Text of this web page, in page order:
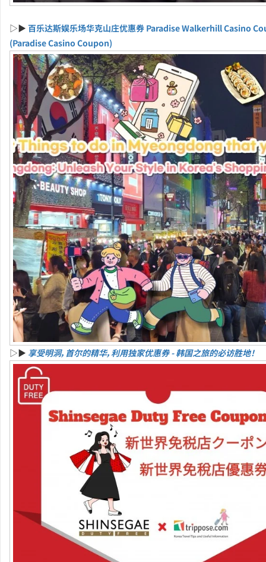
▷▶ 百乐达斯娱乐场华克山庄优惠券 Paradise Walkerhill Casino
(Paradise Casino Coupon)
▷▶ 享受明洞，首尔的精华，利用独家优惠券 - 韩国之旅的必访胜地！